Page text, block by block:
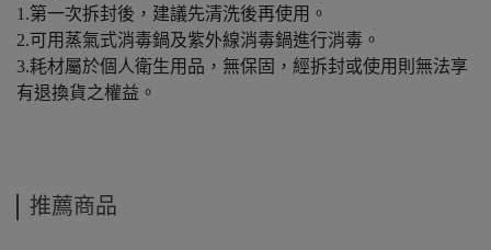
1.第一次拆封後，建議先清洗後再使用。
2.可用蒸氣式消毒鍋及紫外線消毒鍋進行消毒。
3.耗材屬於個人衛生用品，無保固，經拆封或使用則無法享
有退換貨之權益。
推薦商品